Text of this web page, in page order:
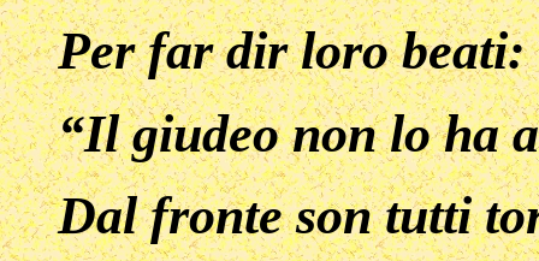
Per far dir loro beati:
“Il giudeo non lo ha
Dal fronte son tutti